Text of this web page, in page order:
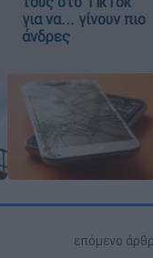
για να... γίνουν πιο
άνδρες
επόμενο